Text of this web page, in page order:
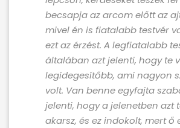
becsapja az arcom előtt az
mivel én is fiatalabb testvér
ezt az érzést. A legfiatalabb
általában azt jelenti, hogy te
legidegesítőbb, ami nagyon
volt. Van benne egyfajta
jelenti, hogy a jelenetben azt
akarsz, és ez indokolt, mert ő